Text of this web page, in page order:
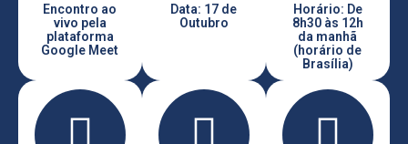
Encontro ao
vivo pela
plataforma
Google Meet
Data: 17 de
Outubro
Horário: De
8h30 às 12h
da manhã
(horário de
Brasília)